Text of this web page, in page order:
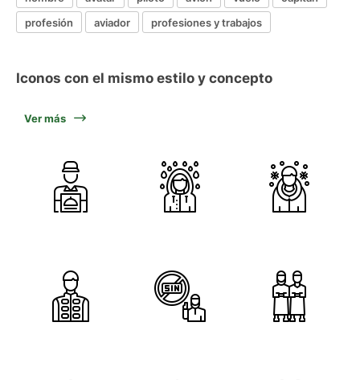
profesión
aviador profesiones y trabajos
Iconos con el mismo estilo y concepto
Ver más